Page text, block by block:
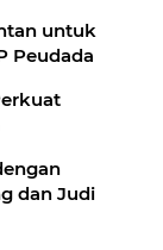
untuk
Peudada
dan Judi